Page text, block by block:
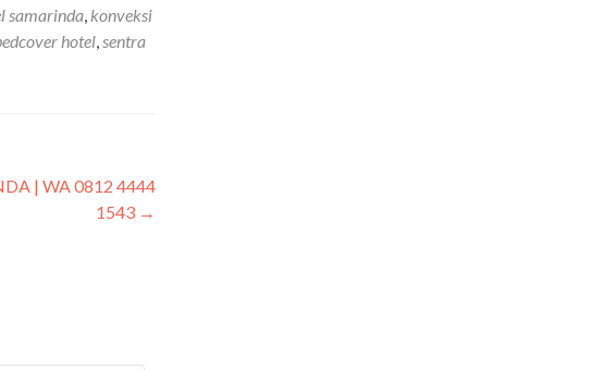
samarinda, konveksi
hotel,sentra
| WA 0812 4444
1543 →